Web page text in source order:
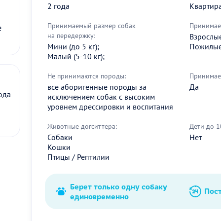
2 года
Принимаемый размер собак
на передержку:
Мини (до 5 кг);
Малый (5-10 кг);
Пожилые
Не принимаются породы:
все аборигенные породы за
исключением собак с высоким
уровнем дрессировки и воспитания
Да
Животные догситтера:
Собаки
Кошки
Птицы / Рептилии
Дети до
Нет
Берет только одну собаку
единовременно